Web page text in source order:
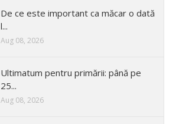
De ce este important ca măcar o dată
l...
Aug 08, 2026
Ultimatum pentru primării: până pe
25...
Aug 08, 2026